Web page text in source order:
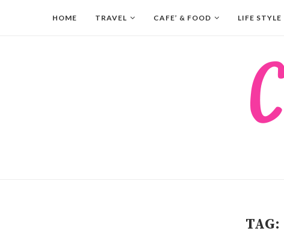
HOME TRAVEL CAFE’ & FOOD LIFE STYLE
TAG: